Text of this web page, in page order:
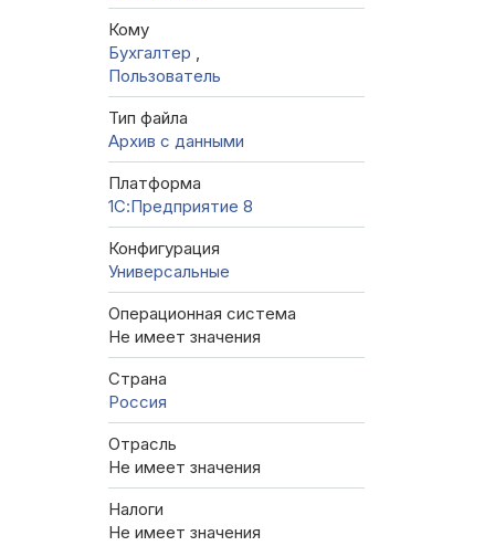
Кому
Бухгалтер ,
Пользователь
Тип файла
Архив с данными
Платформа
1С:Предприятие 8
Конфигурация
Универсальные
Операционная система
Не имеет значения
Страна
Россия
Отрасль
Не имеет значения
Налоги
Не имеет значения